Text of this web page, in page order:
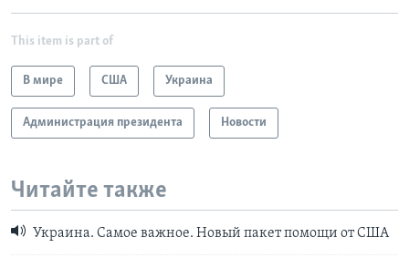
This item is part of
В мире США Украина
Администрация президента Новости
Читайте также
Украина. Самое важное. Новый пакет помощи от США